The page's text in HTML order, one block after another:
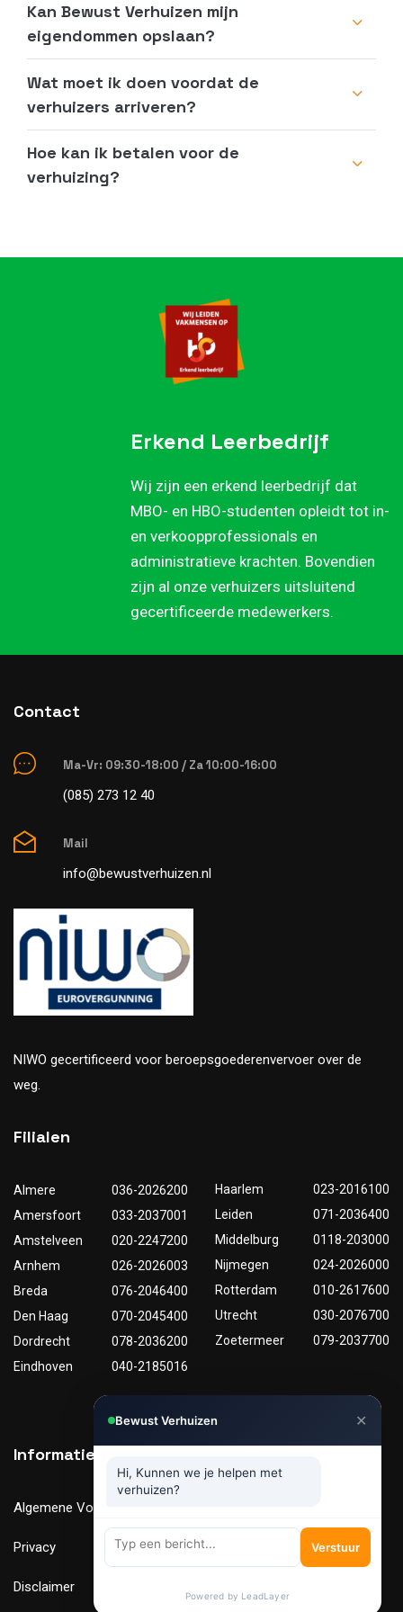
Kan Bewust Verhuizen mijn
eigendommen opslaan?
Wat moet ik doen voordat de
verhuizers arriveren?
Hoe kan ik betalen voor de
verhuizing?
Erkend Leerbedrijf
Wij zijn een erkend leerbedrijf dat
MBO- en HBO-studenten opleidt tot in-
en verkoopprofessionals en
administratieve krachten. Bovendien
zijn al onze verhuizers uitsluitend
gecertificeerde medewerkers.
Contact
Ma-Vr: 09:30-18:00 / Za 10:00-16:00
(085) 273 12 40
Mail
info@bewustverhuizen.nl
NIWO gecertificeerd voor beroepsgoederenvervoer over de
weg.
Filialen
Almere
036-2026200
Amersfoort
033-2037001
Amstelveen
020-2247200
Arnhem
026-2026003
Breda
076-2046400
Den Haag
070-2045400
Dordrecht
078-2036200
Eindhoven
040-2185016
Haarlem
023-2016100
Leiden
071-2036400
Middelburg
0118-203000
Nijmegen
024-2026000
Rotterdam
010-2617600
Utrecht
030-2076700
Zoetermeer
079-2037700
Informatie
Algemene Voorwaarden
Privacy
Disclaimer
Verhuismaterialen
Bewust Verhuizen ✕
Hi, Kunnen we je helpen met
verhuizen?
Verstuur
Powered by LeadLayer